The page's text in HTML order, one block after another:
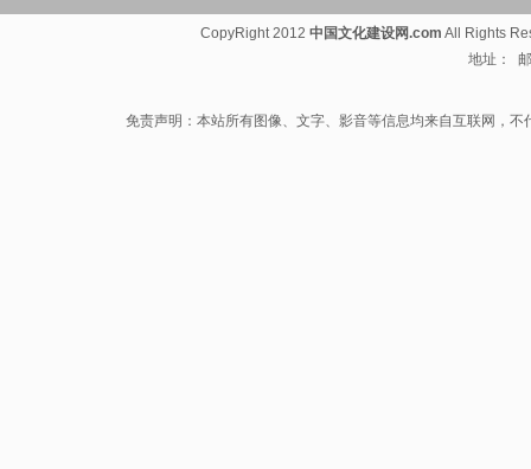
CopyRight 2012中国文化建设网.com All Rights
地址：
免责声明：本站所有图像、文字、影音等信息均来自互联网，